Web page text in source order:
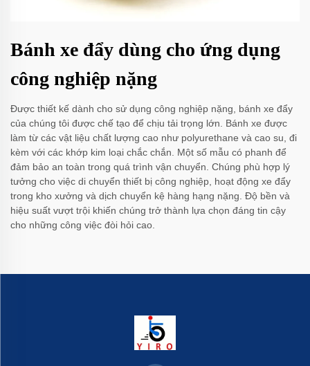
Bánh xe đẩy dùng cho ứng dụng
công nghiệp nặng
Được thiết kế dành cho sử dụng công nghiệp nặng, bánh xe đẩy
của chúng tôi được chế tạo để chịu tải trọng lớn. Bánh xe được
làm từ các vật liệu chất lượng cao như polyurethane và cao su, đi
kèm với các khớp kim loại chắc chắn. Một số mẫu có phanh để
đảm bảo an toàn trong quá trình vận chuyển. Chúng phù hợp lý
tưởng cho việc di chuyển thiết bị công nghiệp, hoạt động xe đẩy
trong kho xưởng và dịch chuyển kệ hàng hạng nặng. Độ bền và
hiệu suất vượt trội khiến chúng trở thành lựa chọn đáng tin cậy
cho những công việc đòi hỏi cao.